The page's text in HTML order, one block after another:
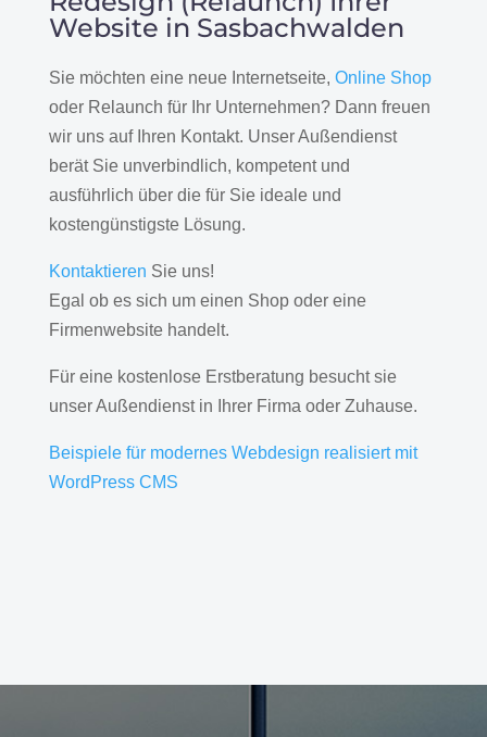
Website in Sasbachwalden
Sie möchten eine neue Internetseite, Online Shop
oder Relaunch für Ihr Unternehmen? Dann freuen
wir uns auf Ihren Kontakt. Unser Außendienst
berät Sie unverbindlich, kompetent und
ausführlich über die für Sie ideale und
kostengünstigste Lösung.
Kontaktieren Sie uns!
Egal ob es sich um einen Shop oder eine
Firmenwebsite handelt.
Für eine kostenlose Erstberatung besucht sie
unser Außendienst in Ihrer Firma oder Zuhause.
Beispiele für modernes Webdesign realisiert mit
WordPress CMS